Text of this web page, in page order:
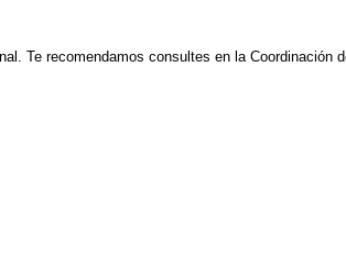
Te recomendamos consultes en la Coordinación